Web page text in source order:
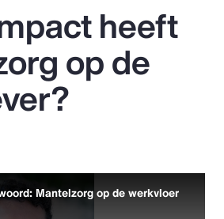
heeft
op de
Mantelzorg op de werkvloer